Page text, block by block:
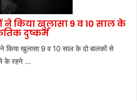
किया खुलासा 9 व 10 साल के
दुष्कर्म
किया खुलासा 9 व 10 साल के दो बालकों से
के रहने ...